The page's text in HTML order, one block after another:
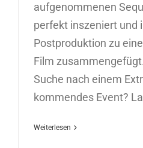
aufgenommenen
perfekt inszeniert und
Postproduktion zu
Film
Suche nach einem
kommendes Event?
Weiterlesen